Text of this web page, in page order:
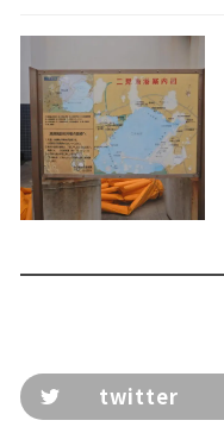
twitter